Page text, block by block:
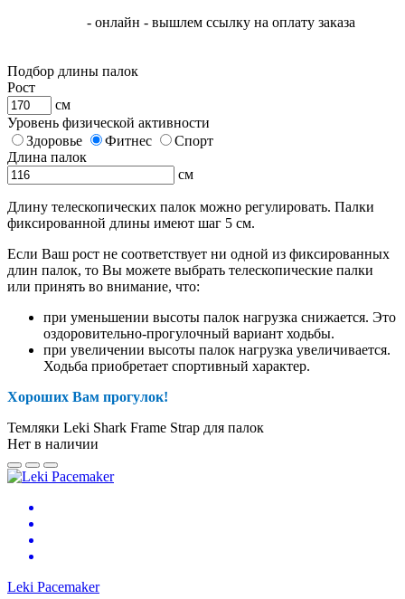
- онлайн - вышлем ссылку на оплату заказа
Подбор длины палок
Рост
см
Уровень физической активности
Здоровье
Фитнес
Спорт
Длина палок
см
Длину телескопических палок можно регулировать. Палки
фиксированной длины имеют шаг 5 см.
Если Ваш рост не соответствует ни одной из фиксированных
длин палок, то Вы можете выбрать телескопические палки
или принять во внимание, что:
при уменьшении высоты палок нагрузка снижается. Это
оздоровительно-прогулочный вариант ходьбы.
при увеличении высоты палок нагрузка увеличивается.
Ходьба приобретает спортивный характер.
Хороших Вам прогулок!
Темляки Leki Shark Frame Strap для палок
Нет в наличии
Leki Pacemaker